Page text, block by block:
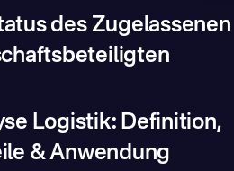
des Zugelassenen
Logistik: Definition,
& Anwendung